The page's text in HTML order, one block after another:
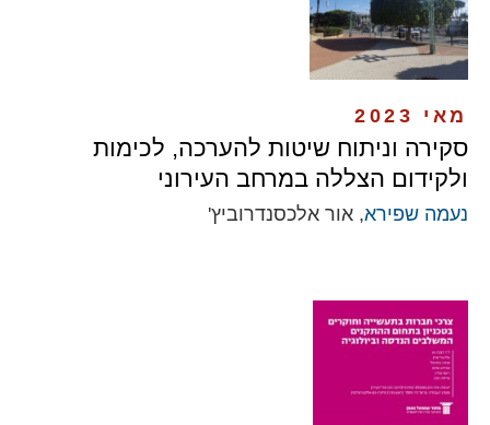
מאי 2023
סקירה וניתוח שיטות להערכה, לכימות
ולקידום הצללה במרחב העירוני
נעמה שפירא, אור אלכסנדרוביץ'